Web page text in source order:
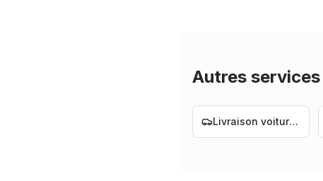
Autres
Livraison voiture Nantes